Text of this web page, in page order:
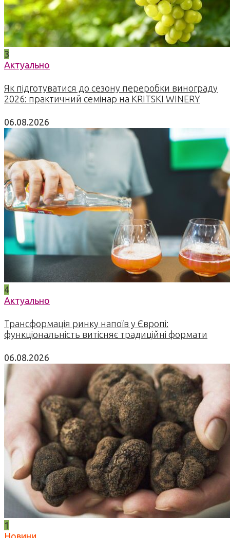
3
Актуально
Як підготуватися до сезону переробки винограду
2026: практичний семінар на KRITSKI WINERY
06.08.2026
4
Актуально
Трансформація ринку напоїв у Європі:
функціональність витісняє традиційні формати
06.08.2026
1